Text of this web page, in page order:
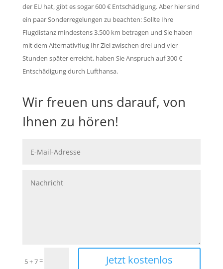
der EU hat, gibt es sogar 600 € Entschädigung. Aber hier sind
ein paar Sonderregelungen zu beachten: Sollte Ihre
Flugdistanz mindestens 3.500 km betragen und Sie haben
mit dem Alternativflug Ihr Ziel zwischen drei und vier
Stunden später erreicht, haben Sie Anspruch auf 300 €
Entschädigung durch Lufthansa.
Wir freuen uns darauf, von
Ihnen zu hören!
5 + 7=
Jetzt kostenlos